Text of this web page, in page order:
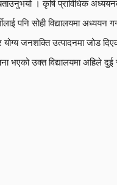
। कृषि प्राविधिक
पनि सोही विद्यालयमा अध्ययन
योग्य जनशक्ति उत्पादनमा जोड
भएको उक्त विद्यालयमा अहिले दुई